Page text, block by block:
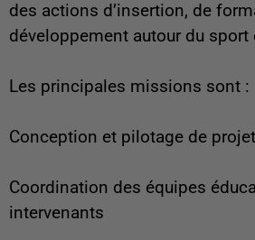
des actions d’insertion, de
développement autour du sport
Les principales missions sont :
Conception et pilotage de
Coordination des équipes
intervenants